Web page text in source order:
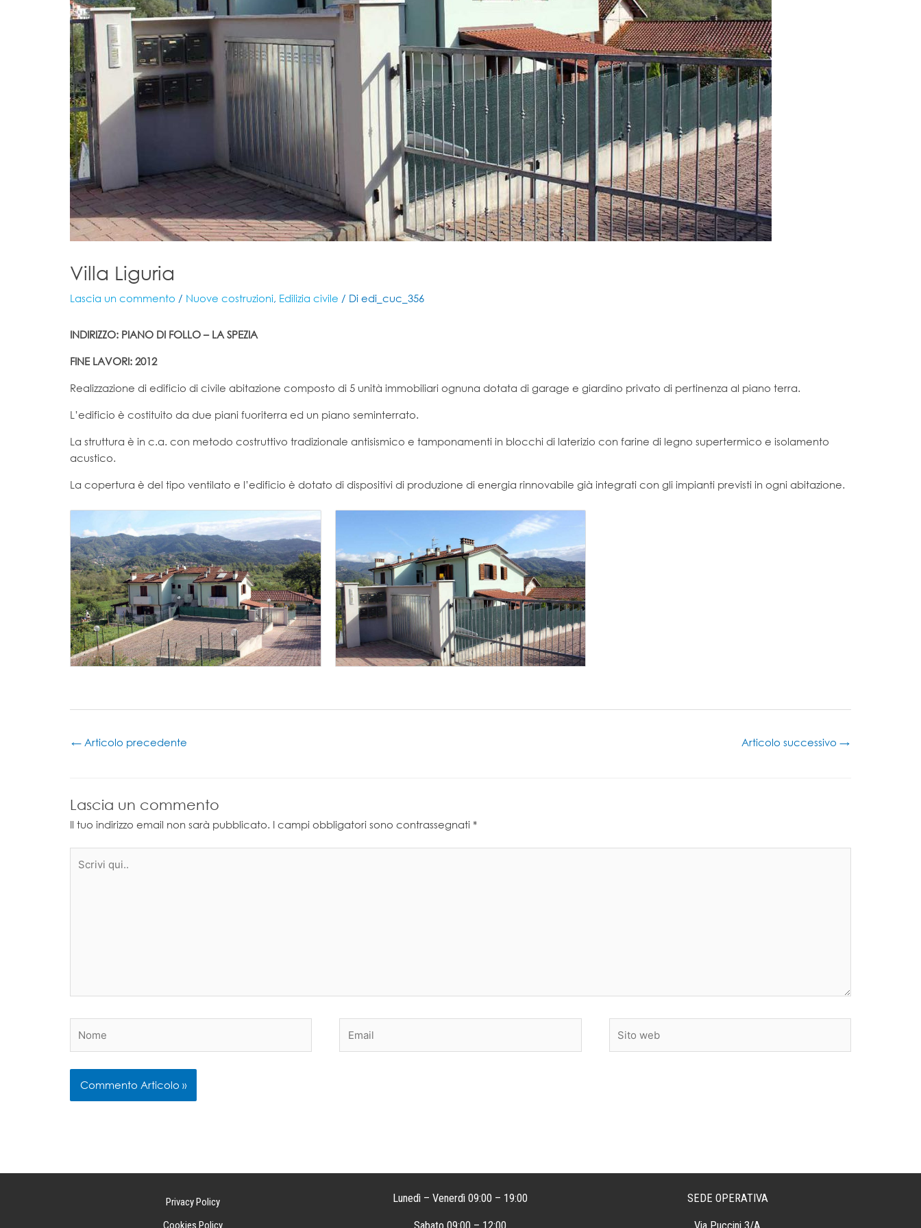
Villa Liguria
Lascia un commento / Nuove costruzioni, Edilizia civile / Di edi_cuc_356
INDIRIZZO: PIANO DI FOLLO – LA SPEZIA
FINE LAVORI: 2012
Realizzazione di edificio di civile abitazione composto di 5 unità immobiliari ognuna dotata di garage e giardino privato di pertinenza al piano terra.
L’edificio è costituito da due piani fuoriterra ed un piano seminterrato.
La struttura è in c.a. con metodo costruttivo tradizionale antisismico e tamponamenti in blocchi di laterizio con farine di legno supertermico e isolamento
acustico.
La copertura è del tipo ventilato e l’edificio è dotato di dispositivi di produzione di energia rinnovabile già integrati con gli impianti previsti in ogni abitazione.
← Articolo precedente Articolo successivo →
Lascia un commento
Il tuo indirizzo email non sarà pubblicato. I campi obbligatori sono contrassegnati *
qui..
web
Privacy Policy
Cookies Policy
Lunedì – Venerdì 09:00 – 19:00 SEDE OPERATIVA